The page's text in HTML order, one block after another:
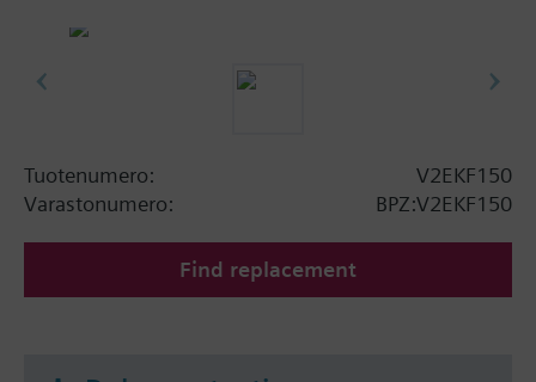
Tuotenumero:
V2EKF150
Varastonumero:
BPZ:V2EKF150
Find replacement